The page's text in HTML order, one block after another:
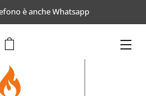
è anche Whatsapp